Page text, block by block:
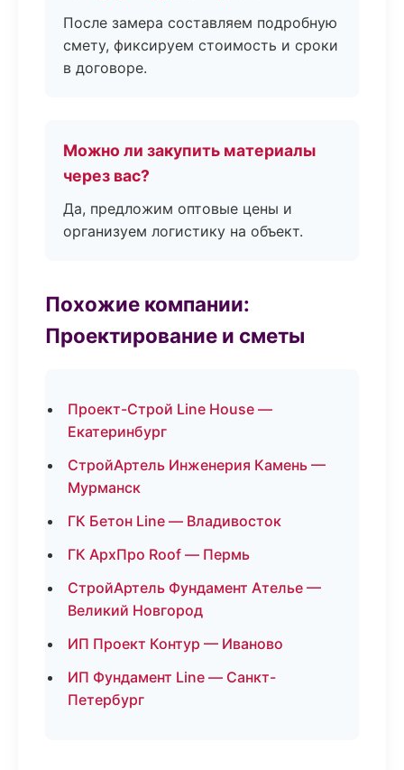
После замера составляем подробную
смету, фиксируем стоимость и сроки
в договоре.
Можно ли закупить материалы
через вас?
Да, предложим оптовые цены и
организуем логистику на объект.
Похожие компании:
Проектирование и сметы
Проект-Строй Line House —
Екатеринбург
СтройАртель Инженерия Камень —
Мурманск
ГК Бетон Line — Владивосток
ГК АрхПро Roof — Пермь
СтройАртель Фундамент Ателье —
Великий Новгород
ИП Проект Контур — Иваново
ИП Фундамент Line — Санкт-
Петербург